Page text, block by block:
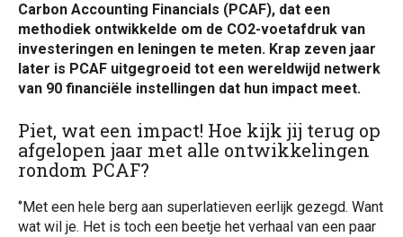
Carbon Accounting Financials (PCAF), dat een
methodiek ontwikkelde om de CO2-voetafdruk van
investeringen en leningen te meten. Krap zeven jaar
later is PCAF uitgegroeid tot een wereldwijd netwerk
van 90 financiële instellingen dat hun impact meet.
Piet, wat een impact! Hoe kijk jij terug op
afgelopen jaar met alle ontwikkelingen
rondom PCAF?
‘’Met een hele berg aan superlatieven eerlijk gezegd. Want
wat wil je. Het is toch een beetje het verhaal van een paar